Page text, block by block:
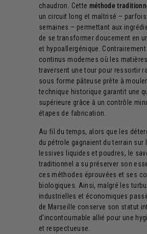
chaudron. Cette méthode
un circuit long et maîtrisé –
semaines – permettant aux
de se transformer doucement en
et hypoallergénique.
continus modernes où les
traversent une tour pour ressortir
sous forme pâteuse prête à
technique historique garantit une
supérieure grâce à un contrôle
étapes de fabrication.
Au fil du temps, alors que les
du pétrole gagnaient du terrain sur
lessives liquides et poudres, le
traditionnel a su préserver son
ces méthodes éprouvées et ses
biologiques. Ainsi, malgré les
industrielles et économiques
de Marseille conserve son statut
d'incontournable allié pour une
et respectueuse.